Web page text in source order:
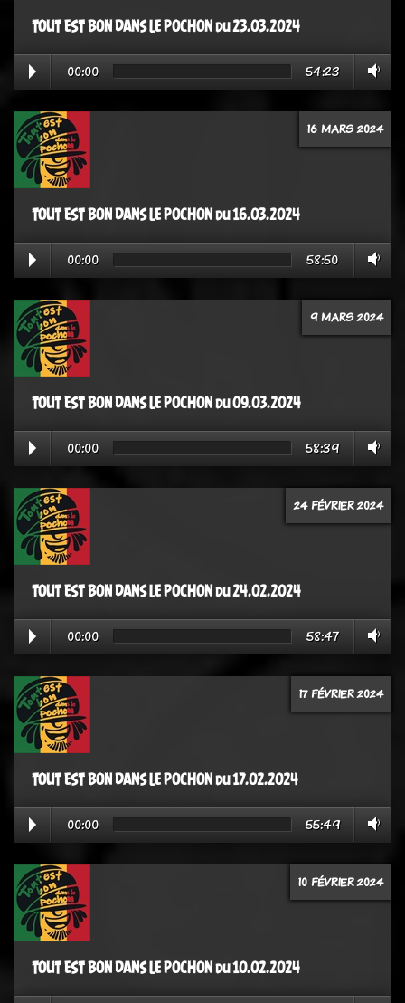
TOUT EST BON DANS LE POCHON du 23.03.2024
00:00 54:23
16 MARS 2024
TOUT EST BON DANS LE POCHON du 16.03.2024
00:00 58:50
9 MARS 2024
TOUT EST BON DANS LE POCHON du 09.03.2024
00:00 58:39
24 FÉVRIER 2024
TOUT EST BON DANS LE POCHON du 24.02.2024
00:00 58:47
17 FÉVRIER 2024
TOUT EST BON DANS LE POCHON du 17.02.2024
00:00 55:49
10 FÉVRIER 2024
TOUT EST BON DANS LE POCHON du 10.02.2024